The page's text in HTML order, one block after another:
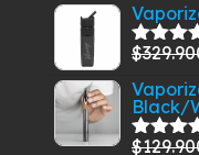
Valorado
5
$
Black/
Valorado
$